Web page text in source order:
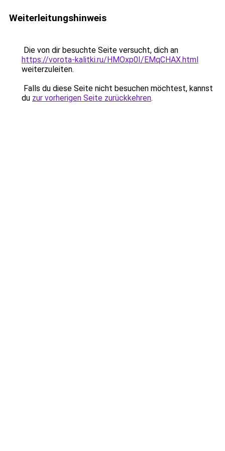
Weiterleitungshinweis
Die von dir besuchte Seite versucht, dich an
https://vorota-kalitki.ru/HMOxp0I/EMqCHAX.html
weiterzuleiten.
Falls du diese Seite nicht besuchen möchtest, kannst
du zur vorherigen Seite zurückkehren.